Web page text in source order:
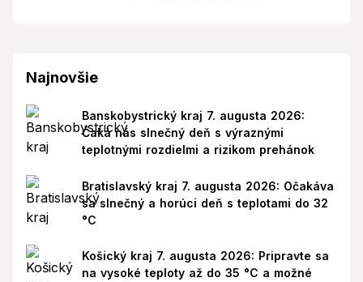
Najnovšie
Banskobystrický kraj 7. augusta 2026:
Čaká nás slnečný deň s výraznými
teplotnými rozdielmi a rizikom prehánok
Bratislavský kraj 7. augusta 2026: Očakáva
sa slnečný a horúci deň s teplotami do 32
°C
Košický kraj 7. augusta 2026: Pripravte sa
na vysoké teploty až do 35 °C a možné